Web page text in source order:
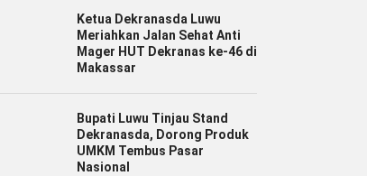
Ketua Dekranasda Luwu
Meriahkan Jalan Sehat Anti
Mager HUT Dekranas ke-46 di
Makassar
Bupati Luwu Tinjau Stand
Dekranasda, Dorong Produk
UMKM Tembus Pasar
Nasional